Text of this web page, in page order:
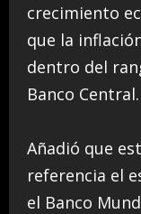
crecimiento
que la
dentro del
Banco Central.
Añadió que
referencia el
el Banco